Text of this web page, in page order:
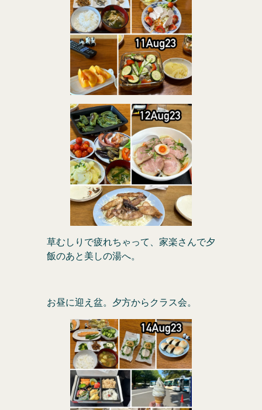
草むしりで疲れちゃって、家楽さんで夕
飯のあと美しの湯へ。
お昼に迎え盆。夕方からクラス会。